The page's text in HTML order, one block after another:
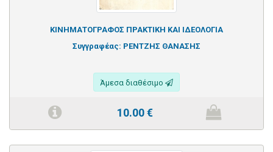
ΚΙΝΗΜΑΤΟΓΡΑΦΟΣ ΠΡΑΚΤΙΚΗ ΚΑΙ ΙΔΕΟΛΟΓΙΑ
Συγγραφέας: ΡΕΝΤΖΗΣ ΘΑΝΑΣΗΣ
Άμεσα διαθέσιμο
10.00€